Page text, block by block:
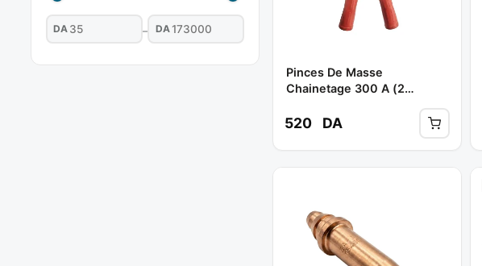
DA – DA
Pinces De Masse
Chainetage 300 A (2
WELD
520 DA